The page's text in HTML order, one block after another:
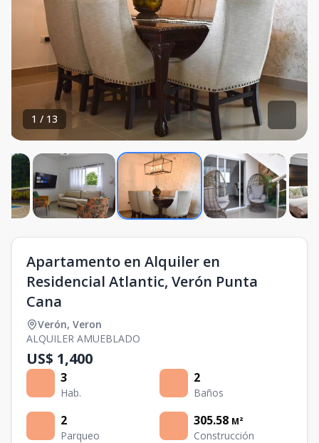
1 / 13
Apartamento en Alquiler en
Residencial Atlantic, Verón Punta
Cana
Verón, Veron
ALQUILER AMUEBLADO
US$ 1,400
3
Hab.
2
Baños
2
Parqueo
305.58 M²
Construcción